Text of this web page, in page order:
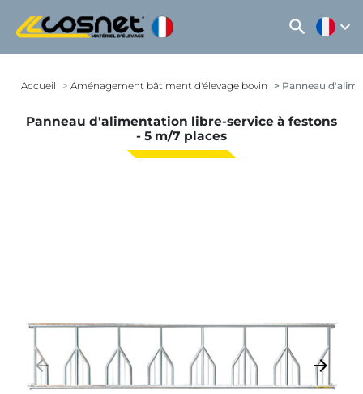
search expand_more
Accueil Aménagement bâtiment d'élevage bovin Panneau
Panneau d'alimentation libre-service à festons
- 5 m/7 places
Précédent
arrow_backward Suivant
arrow_forward